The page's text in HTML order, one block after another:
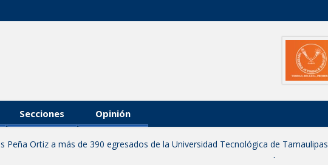
Secciones Opinión
Peña Ortiz a más de 390 egresados de la Universidad Tecnológica de Tamaulipas